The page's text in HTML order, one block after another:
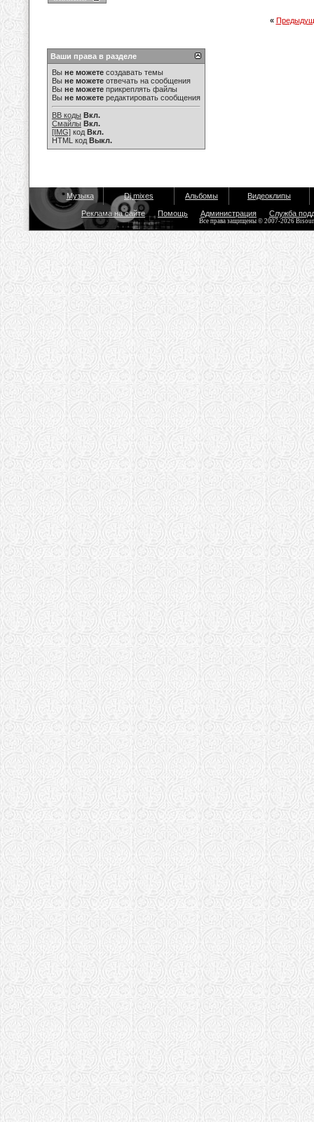
«
Ваши права в разделе
Вы не можете создавать темы
Вы не можете отвечать на сообщения
Вы не можете прикреплять файлы
Вы не можете редактировать сообщения
BB коды Вкл.
Смайлы Вкл.
[IMG] код Вкл.
HTML код Выкл.
Музыка Dj mixes Альбомы Видеоклипы
Реклама на сайте Помощь Администрация Служба
Все права защищены © 2007-2026